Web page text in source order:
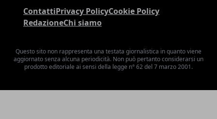
ContattiPrivacy PolicyCookie Policy
RedazioneChi siamo
Questo sito non rappresenta una testata giornalistica in quanto viene
aggiornato senza alcuna periodicità. Non può pertanto considerarsi un
prodotto editoriale ai sensi della legge n° 62 del 7 marzo 2001.